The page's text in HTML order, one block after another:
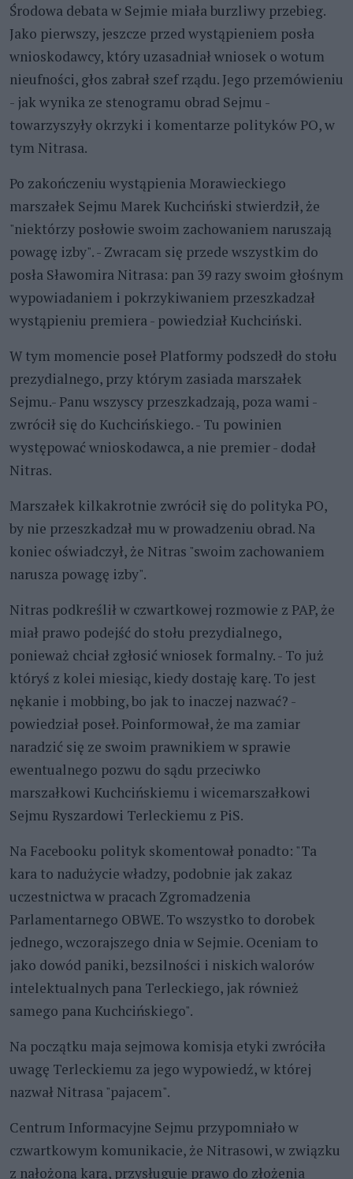
Środowa debata w Sejmie miała burzliwy przebieg.
Jako pierwszy, jeszcze przed wystąpieniem posła
wnioskodawcy, który uzasadniał wniosek o wotum
nieufności, głos zabrał szef rządu. Jego przemówieniu
- jak wynika ze stenogramu obrad Sejmu -
towarzyszyły okrzyki i komentarze polityków PO, w
tym Nitrasa.
Po zakończeniu wystąpienia Morawieckiego
marszałek Sejmu Marek Kuchciński stwierdził, że
"niektórzy posłowie swoim zachowaniem naruszają
powagę izby". - Zwracam się przede wszystkim do
posła Sławomira Nitrasa: pan 39 razy swoim głośnym
wypowiadaniem i pokrzykiwaniem przeszkadzał
wystąpieniu premiera - powiedział Kuchciński.
W tym momencie poseł Platformy podszedł do stołu
prezydialnego, przy którym zasiada marszałek
Sejmu.- Panu wszyscy przeszkadzają, poza wami -
zwrócił się do Kuchcińskiego. - Tu powinien
występować wnioskodawca, a nie premier - dodał
Nitras.
Marszałek kilkakrotnie zwrócił się do polityka PO,
by nie przeszkadzał mu w prowadzeniu obrad. Na
koniec oświadczył, że Nitras "swoim zachowaniem
narusza powagę izby".
Nitras podkreślił w czwartkowej rozmowie z PAP, że
miał prawo podejść do stołu prezydialnego,
ponieważ chciał zgłosić wniosek formalny. - To już
któryś z kolei miesiąc, kiedy dostaję karę. To jest
nękanie i mobbing, bo jak to inaczej nazwać? -
powiedział poseł. Poinformował, że ma zamiar
naradzić się ze swoim prawnikiem w sprawie
ewentualnego pozwu do sądu przeciwko
marszałkowi Kuchcińskiemu i wicemarszałkowi
Sejmu Ryszardowi Terleckiemu z PiS.
Na Facebooku polityk skomentował ponadto: "Ta
kara to nadużycie władzy, podobnie jak zakaz
uczestnictwa w pracach Zgromadzenia
Parlamentarnego OBWE. To wszystko to dorobek
jednego, wczorajszego dnia w Sejmie. Oceniam to
jako dowód paniki, bezsilności i niskich walorów
intelektualnych pana Terleckiego, jak również
samego pana Kuchcińskiego".
Na początku maja sejmowa komisja etyki zwróciła
uwagę Terleckiemu za jego wypowiedź, w której
nazwał Nitrasa "pajacem".
Centrum Informacyjne Sejmu przypomniało w
czwartkowym komunikacie, że Nitrasowi, w związku
z nałożoną karą, przysługuje prawo do złożenia